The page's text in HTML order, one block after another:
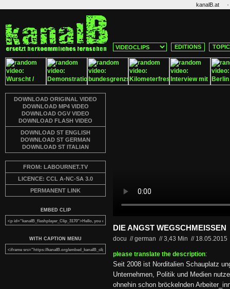
kanalB.at ·
EDITIONS
DOWNLOAD ORIGINAL VIDEO
DOWNLOAD MP4 VIDEO
DOWNLOAD OGV VIDEO
DOWNLOAD FLASH VIDEO
DOWNLOAD ST ENGLISH
DOWNLOAD ST GERMAN
DOWNLOAD ST ITALIAN
FROM: LABOURNET.TV
LICENCE: CCL A-NC-SA 3.0
PERMANENT LINK
EMBED CLIP
WITH CAPTION MENU
DIE ANGST WEGSCHMEISSEN
docu // german //3,43 Min // 18.05.2015
please translate the description:
Seit 2008 ist Norditalien Schauplatz
Unternehmen, Politik und Medien
ohnehin schon bröckelnden